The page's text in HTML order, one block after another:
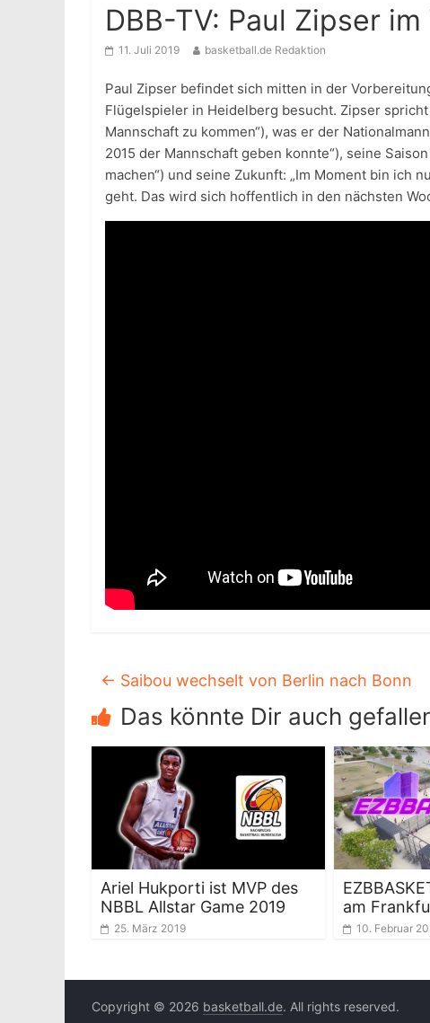
DBB-TV: Paul Zipser
11. Juli 2019 basketball.de Redaktion
Paul Zipser befindet sich mitten in der
Flügelspieler in Heidelberg besucht. Zipser
Mannschaft zu kommen“), was er der
2015 der Mannschaft geben konnte“), seine
machen“) und seine Zukunft: „Im Moment bin ich
geht. Das wird sich hoffentlich in den nächsten
← Saibou wechselt von Berlin nach Bonn
Das könnte Dir auch
Ariel Hukporti ist MVP des
NBBL Allstar Game 2019
25. März 2019
am
10. Februar
Copyright © 2026 basketball.de. All rights reserved.